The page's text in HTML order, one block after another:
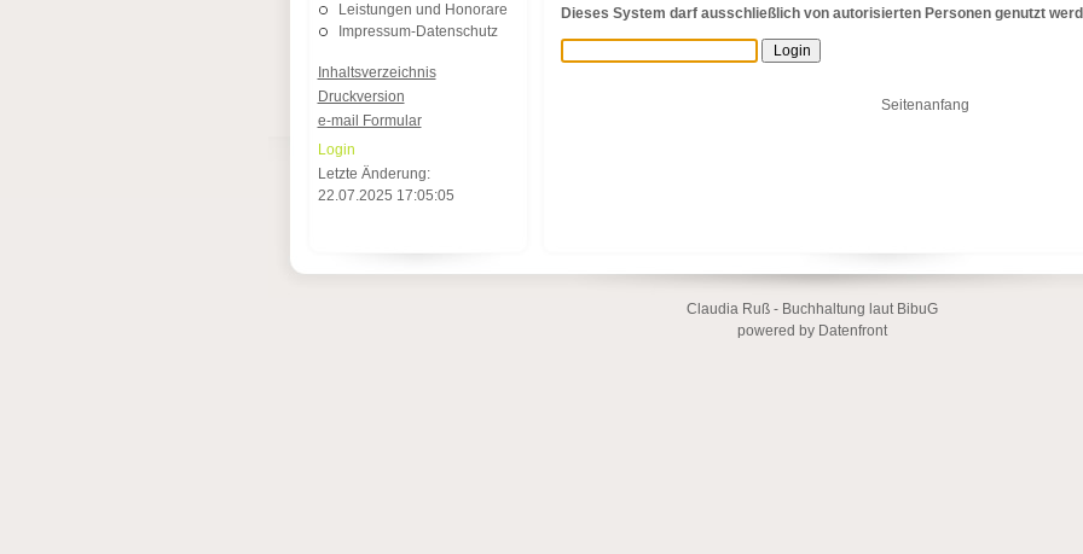
Leistungen und Honorare
Impressum-Datenschutz
Inhaltsverzeichnis
Druckversion
e-mail Formular
Login
Letzte Änderung:
22.07.2025 17:05:05
Dieses System darf ausschließlich von autorisierten Personen genutzt
Seitenanfang
Claudia Ruß - Buchhaltung laut BibuG
powered by Datenfront